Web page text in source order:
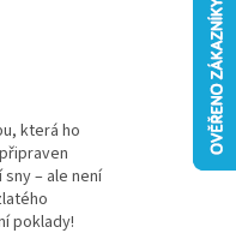
která ho
– ale není
poklady!